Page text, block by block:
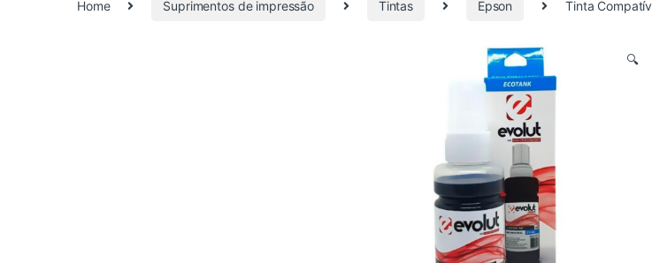
Home Suprimentos de impressão Tintas Epson Tinta
🔍